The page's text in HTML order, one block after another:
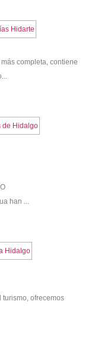
completa, contiene
han ...
ofrecemos